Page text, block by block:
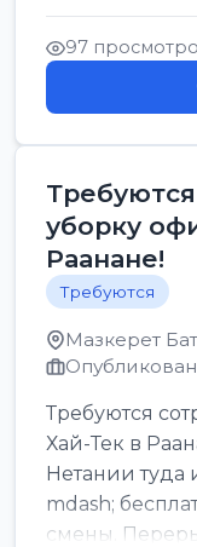
стабильная
97
уборку
Раанане!
Требуются
Мазкерет
Требуются
Хай-Тек в
Нетании туда
mdash;
смены.